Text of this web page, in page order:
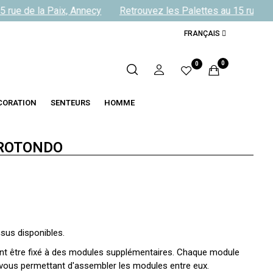
de la Paix, Annecy Retrouvez les Palettes au 15 rue de
FRANÇAIS
0 0
SENTEURS HOMME
disponibles.
être fixé à des modules supplémentaires. Chaque module
permettant d'assembler les modules entre eux.